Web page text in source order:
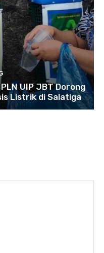
UIP JBT Dorong
Listrik di Salatiga